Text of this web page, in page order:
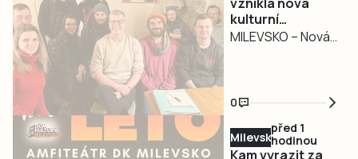
kulturní
platforma.
MILEVSKO – Nová
v Milevsku.
Jmenuje se
MileKulturněSpolu
a sdružuje spolky,
0
Milevsko
před 1
hodinou
Kam vyrazit za